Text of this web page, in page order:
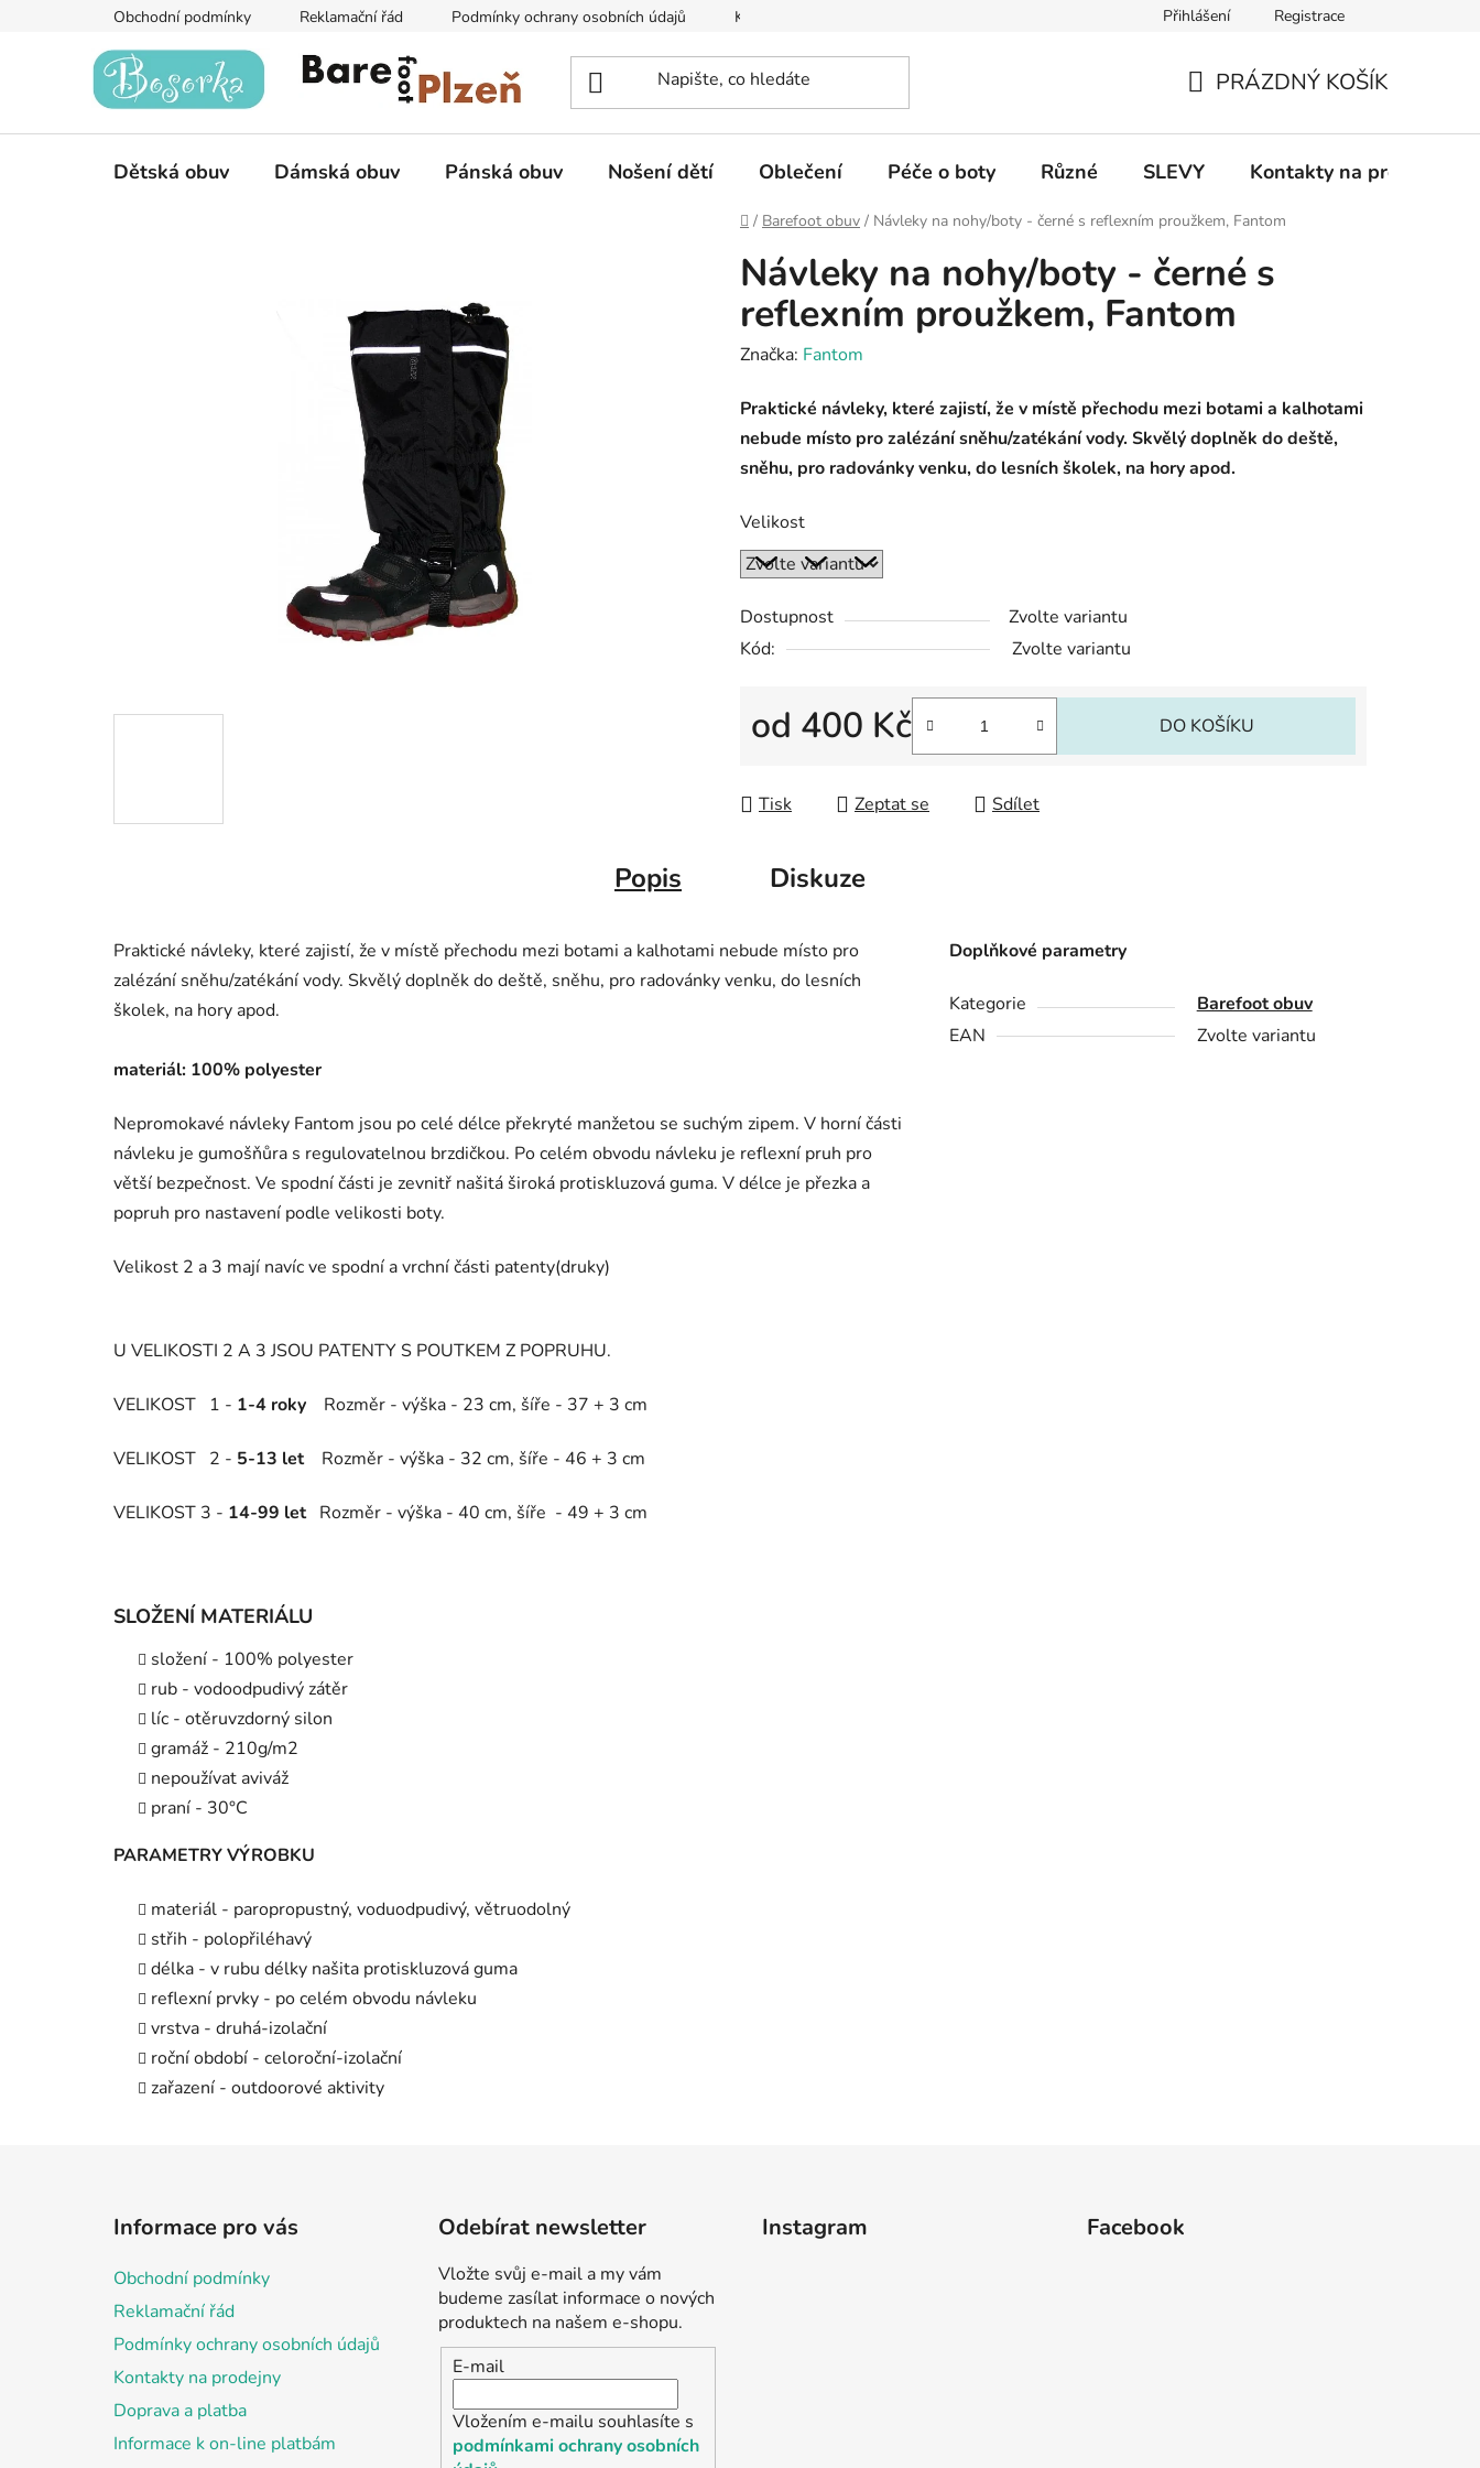
Obchodní podmínky Reklamační řád Podmínky ochrany osobních údajů Kontakty na prodejny Informace k on-line platbám Odstoupení od
Přihlášení Registrace
KOŠÍK
PRÁZDNÝ KOŠÍK
Dětská obuv Dámská obuv Pánská obuv Nošení dětí Oblečení Péče o boty Různé SLEVY Kontakty na prodejny
Domů
/ Barefoot obuv / Návleky na nohy/boty - černé s reflexním proužkem, Fantom
Návleky na nohy/boty - černé s
reflexním proužkem, Fantom
Značka: Fantom
Praktické návleky, které zajistí, že v místě přechodu mezi botami a kalhotami
nebude místo pro zalézání sněhu/zatékání vody. Skvělý doplněk do deště,
sněhu, pro radovánky venku, do lesních školek, na hory apod.
Velikost
Dostupnost
Zvolte variantu
Kód:
Zvolte variantu
od 400 Kč DO KOŠÍKU
Tisk Zeptat se Sdílet
Popis Diskuze
Praktické návleky, které zajistí, že v místě přechodu mezi botami a kalhotami nebude místo pro
zalézání sněhu/zatékání vody. Skvělý doplněk do deště, sněhu, pro radovánky venku, do lesních
školek, na hory apod.
materiál: 100% polyester
Nepromokavé návleky Fantom jsou po celé délce překryté manžetou se suchým zipem. V horní části
návleku je gumošňůra s regulovatelnou brzdičkou. Po celém obvodu návleku je reflexní pruh pro
větší bezpečnost. Ve spodní části je zevnitř našitá široká protiskluzová guma. V délce je přezka a
popruh pro nastavení podle velikosti boty.
Velikost 2 a 3 mají navíc ve spodní a vrchní části patenty(druky)
U VELIKOSTI 2 A 3 JSOU PATENTY S POUTKEM Z POPRUHU.
VELIKOST 1 - 1-4 roky Rozměr - výška - 23 cm, šíře - 37 + 3 cm
VELIKOST 2 - 5-13 letRozměr - výška - 32 cm, šíře - 46 + 3 cm
VELIKOST 3 - 14-99 let Rozměr - výška - 40 cm, šíře - 49 + 3 cm
SLOŽENÍ MATERIÁLU
složení - 100% polyester
rub - vodoodpudivý zátěr
líc - otěruvzdorný silon
gramáž - 210g/m2
nepoužívat aviváž
praní - 30°C
PARAMETRY VÝROBKU
materiál - paropropustný, voduodpudivý, větruodolný
střih - polopřiléhavý
délka - v rubu délky našita protiskluzová guma
reflexní prvky - po celém obvodu návleku
vrstva - druhá-izolační
roční období - celoroční-izolační
zařazení - outdoorové aktivity
Doplňkové parametry
Kategorie
Barefoot obuv
EAN
Zvolte variantu
Informace pro vás
Obchodní podmínky
Reklamační řád
Podmínky ochrany osobních údajů
Kontakty na prodejny
Doprava a platba
Informace k on-line platbám
Odebírat newsletter
Vložte svůj e-mail a my vám
budeme zasílat informace o nových
produktech na našem e-shopu.
E-mail
Vložením e-mailu souhlasíte s
podmínkami ochrany osobních
Instagram Facebook